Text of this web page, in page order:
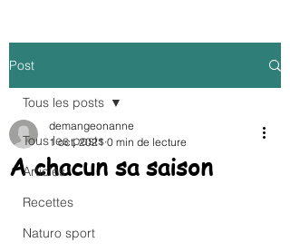
Post
Tous les posts
Articles
Recettes
Naturo sport
Tous les posts
A chacun sa saison
demangeonanne
1 oct. 2021 0 min de lecture